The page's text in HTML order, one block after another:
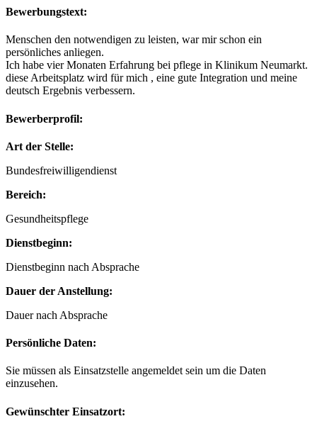
Bewerbungstext:
Menschen den notwendigen zu leisten, war mir schon ein
persönliches anliegen.
Ich habe vier Monaten Erfahrung bei pflege in Klinikum Neumarkt.
diese Arbeitsplatz wird für mich , eine gute Integration und meine
deutsch Ergebnis verbessern.
Bewerberprofil:
Art der Stelle:
Bundesfreiwilligendienst
Bereich:
Gesundheitspflege
Dienstbeginn:
Dienstbeginn nach Absprache
Dauer der Anstellung:
Dauer nach Absprache
Persönliche Daten:
Sie müssen als Einsatzstelle angemeldet sein um die Daten
einzusehen.
Gewünschter Einsatzort: